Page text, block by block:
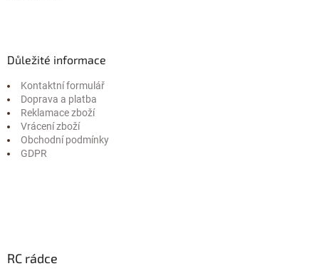
Důležité informace
Kontaktní formulář
Doprava a platba
Reklamace zboží
Vrácení zboží
Obchodní podmínky
GDPR
RC rádce